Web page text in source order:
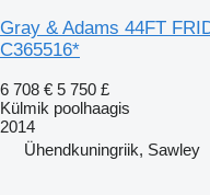
Gray & Adams 44FT
C365516*
6 708 € 5 750 £
Külmik poolhaagis
2014
Ühendkuningriik, Sawley